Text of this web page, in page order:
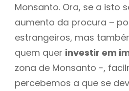
Monsanto. Ora, se a isto
aumento da procura –
estrangeiros, mas
quem quer investir em
zona de Monsanto -,
percebemos a que se